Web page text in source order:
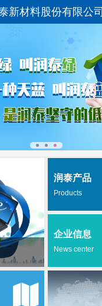
新材料股份有限公司
润泰产品
Products
企业信息
News center